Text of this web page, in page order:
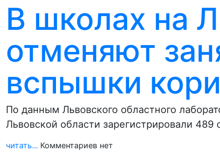
В школах на
отменяют
вспышки
По данным Львовского областного
Львовской области зарегистрировали
читать... Комментариев нет